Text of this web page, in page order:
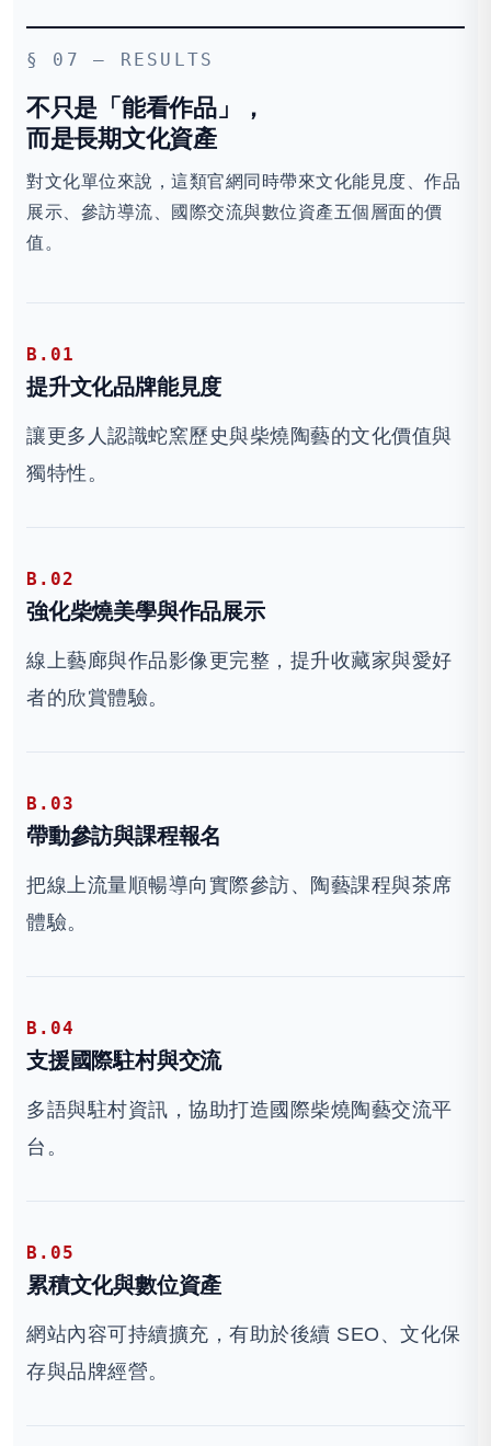
§ 07 — RESULTS
不只是「能看作品」，
而是長期文化資產
對文化單位來說，這類官網同時帶來文化能見度、作品
展示、參訪導流、國際交流與數位資產五個層面的價
值。
B.01
提升文化品牌能見度
讓更多人認識蛇窯歷史與柴燒陶藝的文化價值與
獨特性。
B.02
強化柴燒美學與作品展示
線上藝廊與作品影像更完整，提升收藏家與愛好
者的欣賞體驗。
B.03
帶動參訪與課程報名
把線上流量順暢導向實際參訪、陶藝課程與茶席
體驗。
B.04
支援國際駐村與交流
多語與駐村資訊，協助打造國際柴燒陶藝交流平
台。
B.05
累積文化與數位資產
網站內容可持續擴充，有助於後續 SEO、文化保
存與品牌經營。